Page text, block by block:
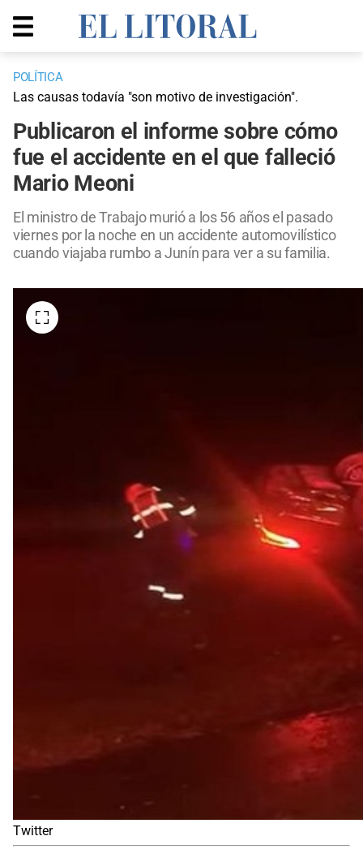
POLÍTICA
Las causas todavía "son motivo de investigación".
Publicaron el informe sobre cómo
fue el accidente en el que falleció
Mario Meoni
El ministro de Trabajo murió a los 56 años el pasado
viernes por la noche en un accidente automovilístico
cuando viajaba rumbo a Junín para ver a su familia.
Twitter